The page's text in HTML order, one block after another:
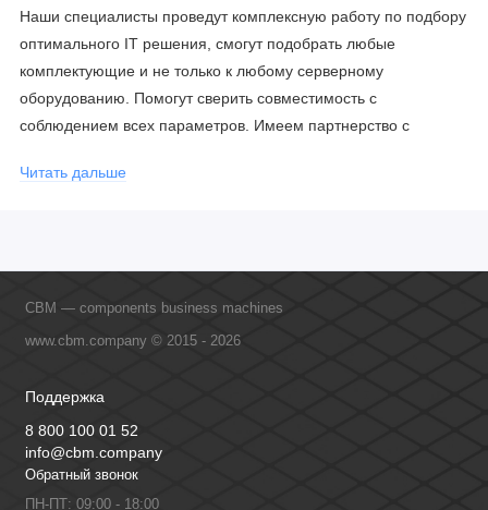
Наши специалисты проведут комплексную работу по подбору
оптимального IT решения, смогут подобрать любые
комплектующие и не только к любому серверному
оборудованию. Помогут сверить совместимость с
соблюдением всех параметров. Имеем партнерство с
обучение сотрудников, что позволяет исключить ошибки даже
Читать дальше
CBM — components business machines
www.cbm.company © 2015 - 2026
Поддержка
8 800 100 01 52
info@cbm.company
Обратный звонок
ПН-ПТ: 09:00 - 18:00